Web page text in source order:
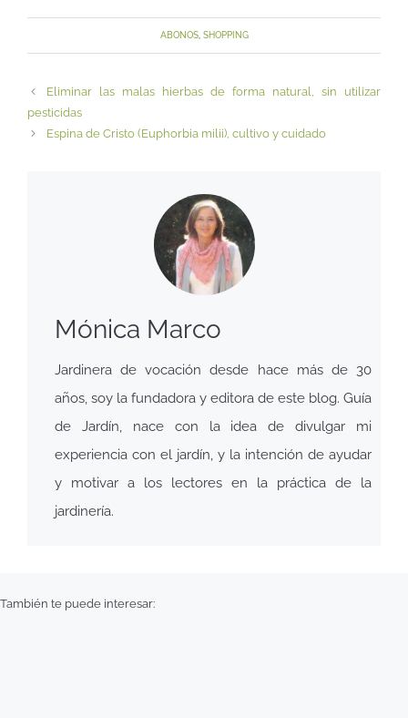
ABONOS, SHOPPING
Eliminar las malas hierbas de forma natural, sin utilizar
pesticidas
Espina de Cristo (Euphorbia milii), cultivo y cuidado
Mónica Marco
Jardinera de vocación desde hace más de 30
años, soy la fundadora y editora de este blog. Guía
de Jardín, nace con la idea de divulgar mi
experiencia con el jardín, y la intención de ayudar
y motivar a los lectores en la práctica de la
jardinería.
También te puede interesar: